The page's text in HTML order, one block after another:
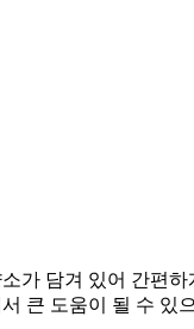
가 담겨 있어 간편
큰 도움이 될 수 있